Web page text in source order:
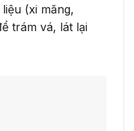
(xi măng,
trám vá, lát lại